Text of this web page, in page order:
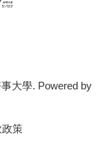
大學. Powered by
策